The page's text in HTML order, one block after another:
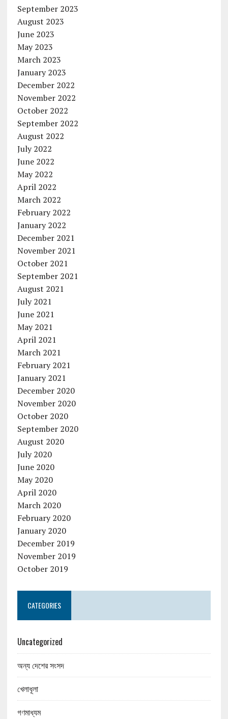
September 2023
August 2023
June 2023
May 2023
March 2023
January 2023
December 2022
November 2022
October 2022
September 2022
August 2022
July 2022
June 2022
May 2022
April 2022
March 2022
February 2022
January 2022
December 2021
November 2021
October 2021
September 2021
August 2021
July 2021
June 2021
May 2021
April 2021
March 2021
February 2021
January 2021
December 2020
November 2020
October 2020
September 2020
August 2020
July 2020
June 2020
May 2020
April 2020
March 2020
February 2020
January 2020
December 2019
November 2019
October 2019
CATEGORIES
Uncategorized
অন্য দেশের সংসদ
খেলাধূলা
গণমাধ্যম